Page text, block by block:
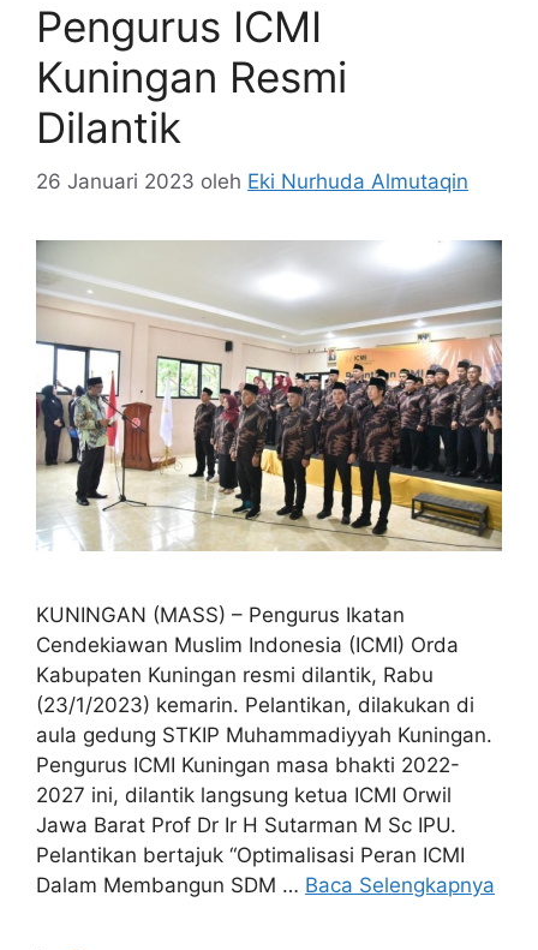
Pengurus ICMI
Kuningan Resmi
Dilantik
26 Januari 2023 oleh Eki Nurhuda Almutaqin
KUNINGAN (MASS) – Pengurus Ikatan
Cendekiawan Muslim Indonesia (ICMI) Orda
Kabupaten Kuningan resmi dilantik, Rabu
(23/1/2023) kemarin. Pelantikan, dilakukan di
aula gedung STKIP Muhammadiyyah Kuningan.
Pengurus ICMI Kuningan masa bhakti 2022-
2027 ini, dilantik langsung ketua ICMI Orwil
Jawa Barat Prof Dr Ir H Sutarman M Sc IPU.
Pelantikan bertajuk “Optimalisasi Peran ICMI
Dalam Membangun SDM … Baca Selengkapnya